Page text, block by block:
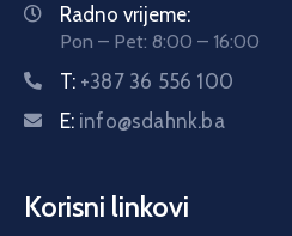
Radno vrijeme:
Pon – Pet: 8:00 – 16:00
T: +387 36 556 100
E: info@sdahnk.ba
Korisni linkovi